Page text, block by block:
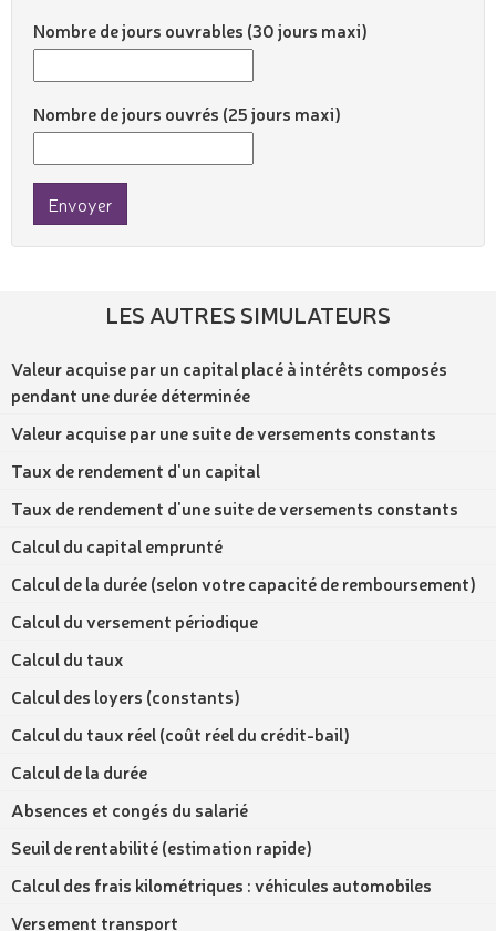
Nombre de jours ouvrables (30 jours maxi)
Nombre de jours ouvrés (25 jours maxi)
Envoyer
LES AUTRES SIMULATEURS
Valeur acquise par un capital placé à intérêts composés
pendant une durée déterminée
Valeur acquise par une suite de versements constants
Taux de rendement d'un capital
Taux de rendement d'une suite de versements constants
Calcul du capital emprunté
Calcul de la durée (selon votre capacité de remboursement)
Calcul du versement périodique
Calcul du taux
Calcul des loyers (constants)
Calcul du taux réel (coût réel du crédit-bail)
Calcul de la durée
Absences et congés du salarié
Seuil de rentabilité (estimation rapide)
Calcul des frais kilométriques : véhicules automobiles
Versement transport